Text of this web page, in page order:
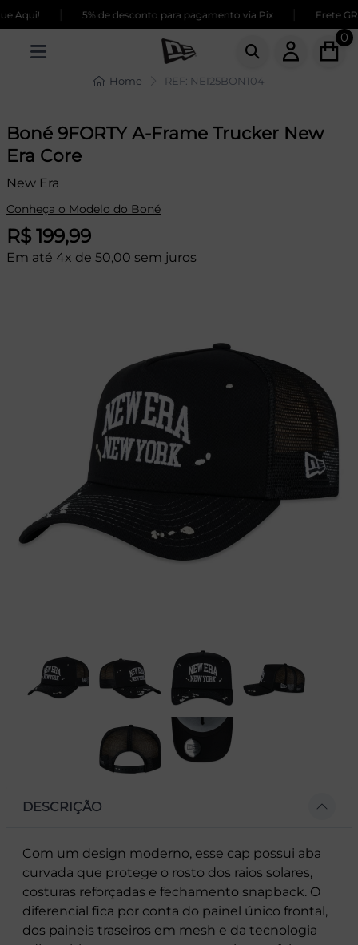
Aqui! 5% de desconto para pagamento via Pix Frete
0
Home REF: NEI25BON104
Boné 9FORTY A-Frame Trucker New
Era Core
New Era
Conheça o Modelo do Boné
R$ 199,99
Em até 4x de 50,00 sem juros
DESCRIÇÃO
Com um design moderno, esse cap possui aba
curvada que protege o rosto dos raios solares,
costuras reforçadas e fechamento snapback. O
diferencial fica por conta do painel único frontal,
dos paineis traseiros em mesh e da tecnologia